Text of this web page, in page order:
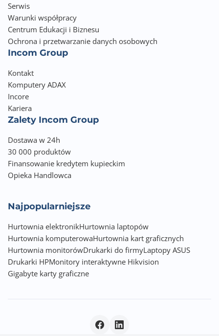
Serwis
Warunki współpracy
Centrum Edukacji i Biznesu
Ochrona i przetwarzanie danych osobowych
Incom Group
Kontakt
Komputery ADAX
Incore
Kariera
Zalety Incom Group
Dostawa w 24h
30 000 produktów
Finansowanie kredytem kupieckim
Opieka Handlowca
Najpopularniejsze
Hurtownia elektronikHurtownia laptopów
Hurtownia komputerowaHurtownia kart graficznych
Hurtownia monitorówDrukarki do firmyLaptopy ASUS
Drukarki HPMonitory interaktywne Hikvision
Gigabyte karty graficzne